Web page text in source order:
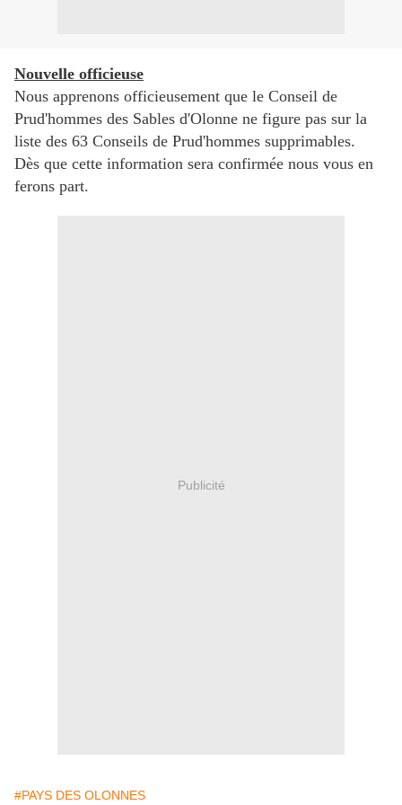
Nouvelle officieuse
Nous apprenons officieusement que le Conseil de
Prud'hommes des Sables d'Olonne ne figure pas sur la
liste des 63 Conseils de Prud'hommes supprimables.
Dès que cette information sera confirmée nous vous en
ferons part.
Publicité
#PAYS DES OLONNES